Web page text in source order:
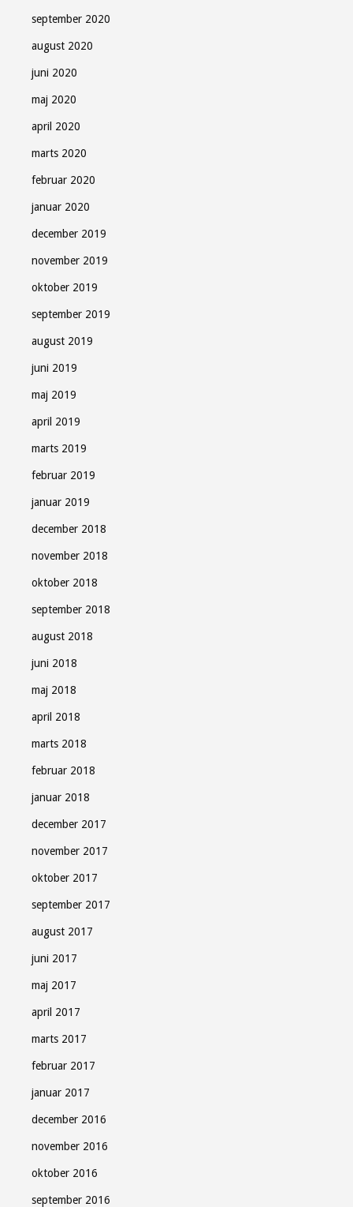
september 2020
august 2020
juni 2020
maj 2020
april 2020
marts 2020
februar 2020
januar 2020
december 2019
november 2019
oktober 2019
september 2019
august 2019
juni 2019
maj 2019
april 2019
marts 2019
februar 2019
januar 2019
december 2018
november 2018
oktober 2018
september 2018
august 2018
juni 2018
maj 2018
april 2018
marts 2018
februar 2018
januar 2018
december 2017
november 2017
oktober 2017
september 2017
august 2017
juni 2017
maj 2017
april 2017
marts 2017
februar 2017
januar 2017
december 2016
november 2016
oktober 2016
september 2016